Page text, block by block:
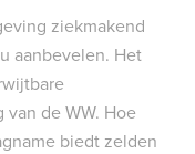
ziekmakend
aanbevelen. Het
de WW. Hoe
biedt zelden